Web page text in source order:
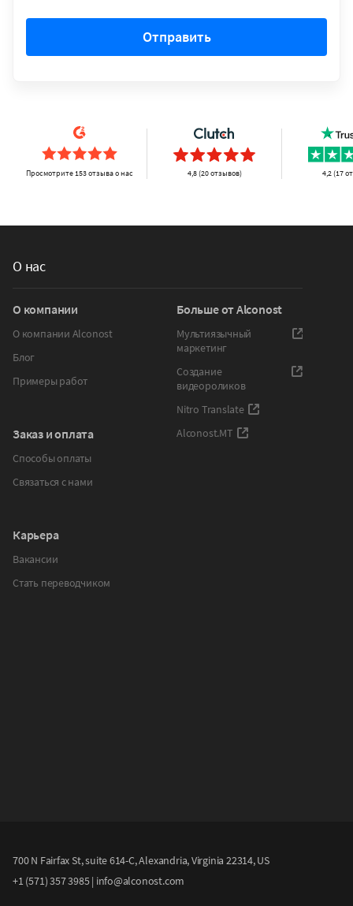
Отправить
Просмотрите 153 отзыва о нас 4,8 (20 отзывов) 4,2 (17
О нас
О компании
О компании Alconost
Блог
Примеры работ
Заказ и оплата
Способы оплаты
Связаться с нами
Карьера
Вакансии
Стать переводчиком
Больше от Alconost
Мультиязычный
маркетинг
Создание
видеороликов
Nitro Translate
Alconost.MT
700 N Fairfax St, suite 614-C, Alexandria, Virginia 22314, US
+1 (571) 357 3985| info@alconost.com